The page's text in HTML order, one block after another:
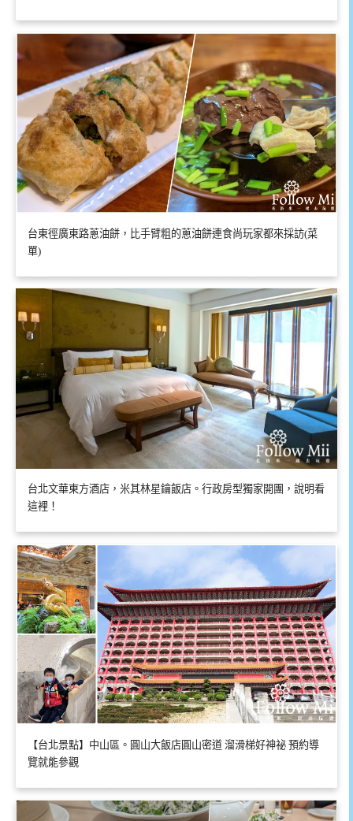
台東徑廣東路蔥油餅，比手臂粗的蔥油餅連食尚玩家都來採訪(菜
單)
台北文華東方酒店，米其林星鑰飯店。行政房型獨家開團，說明看
這裡！
【台北景點】中山區。圓山大飯店圓山密道 溜滑梯好神祕 預約導
覽就能參觀